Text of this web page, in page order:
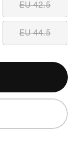
EU 42.5
EU 44.5